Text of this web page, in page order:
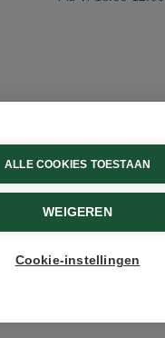
ALLE COOKIES TOESTAAN
WEIGEREN
Cookie-instellingen